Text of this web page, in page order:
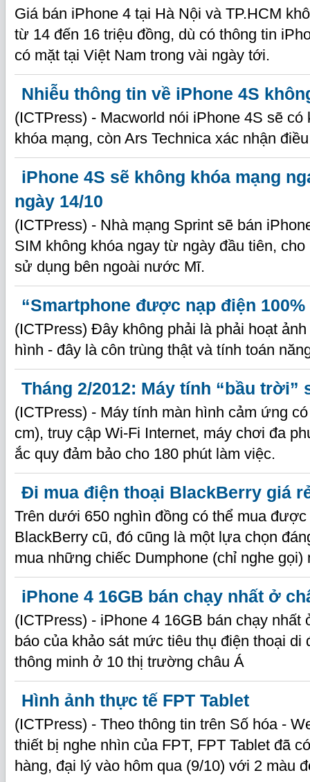
Giá bán iPhone 4 tại Hà Nội và TP.HCM
từ 14 đến 16 triệu đồng, dù có thông tin
có mặt tại Việt Nam trong vài ngày tới.
Nhiễu thông tin về iPhone 4S
(ICTPress) - Macworld nói iPhone 4S sẽ có
khóa mạng, còn Ars Technica xác nhận
iPhone 4S sẽ không khóa mạng
ngày 14/10
(ICTPress) - Nhà mạng Sprint sẽ bán
SIM không khóa ngay từ ngày đầu tiên,
sử dụng bên ngoài nước Mĩ.
“Smartphone được nạp điện
(ICTPress) Đây không phải là phải hoạt
hình - đây là côn trùng thật và tính toán
Tháng 2/2012: Máy tính “bầu trời”
(ICTPress) - Máy tính màn hình cảm ứng
cm), truy cập Wi-Fi Internet, máy chơi đa
ắc quy đảm bảo cho 180 phút làm việc.
Đi mua điện thoại BlackBerry giá
Trên dưới 650 nghìn đồng có thể mua
BlackBerry cũ, đó cũng là một lựa chọn
mua những chiếc Dumphone (chỉ nghe gọi)
iPhone 4 16GB bán chạy nhất ở
(ICTPress) - iPhone 4 16GB bán chạy nhất
báo của khảo sát mức tiêu thụ điện thoại di
thông minh ở 10 thị trường châu Á
Hình ảnh thực tế FPT Tablet
(ICTPress) - Theo thông tin trên Số hóa -
thiết bị nghe nhìn của FPT, FPT Tablet đã
hàng, đại lý vào hôm qua (9/10) với 2 màu